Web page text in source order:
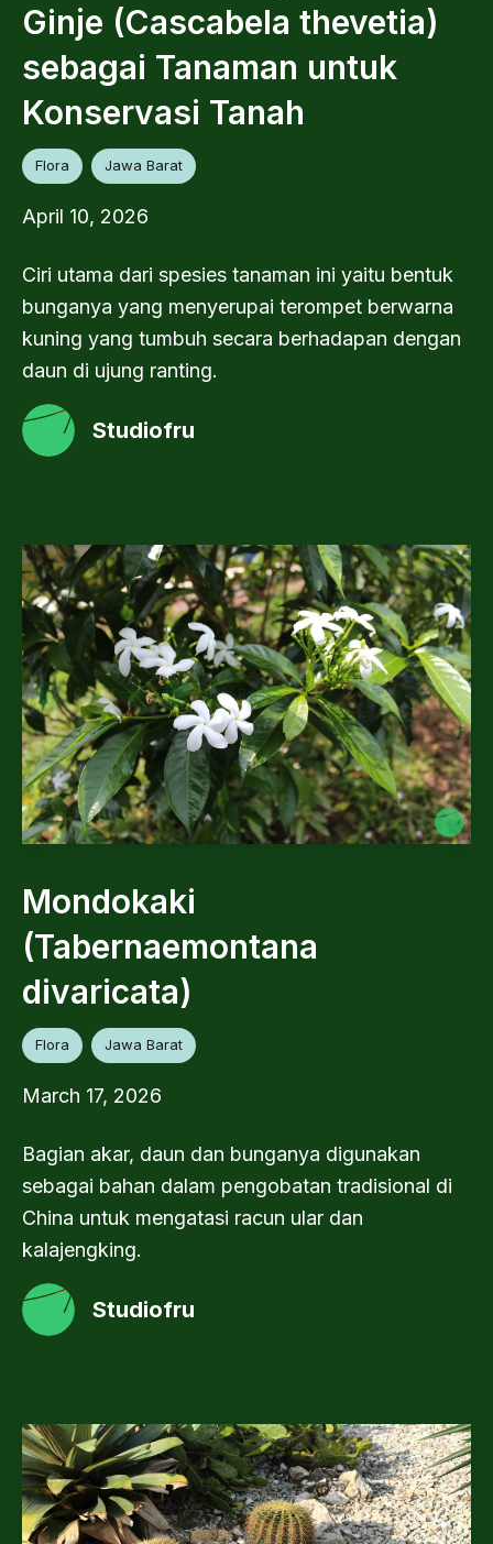
Ginje (Cascabela thevetia)
sebagai Tanaman untuk
Konservasi Tanah
Flora Jawa Barat
April 10, 2026
Ciri utama dari spesies tanaman ini yaitu bentuk
bunganya yang menyerupai terompet berwarna
kuning yang tumbuh secara berhadapan dengan
daun di ujung ranting.
Studiofru
Mondokaki
(Tabernaemontana
divaricata)
Flora Jawa Barat
March 17, 2026
Bagian akar, daun dan bunganya digunakan
sebagai bahan dalam pengobatan tradisional di
China untuk mengatasi racun ular dan
kalajengking.
Studiofru